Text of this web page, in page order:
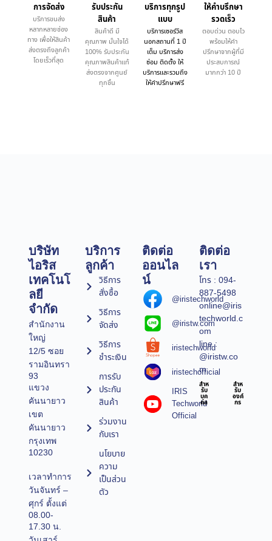
การจัดส่ง
บริการขนส่ง
หลากหลายช่อง
ทาง เพื่อให้สินค้า
ส่งตรงถึงลูกค้า
โดยเร็วที่สุด
รับประกัน
สินค้า
สินค้าดี มี
คุณภาพ มั่นใจได้
100% รับประกัน
คุณภาพสินค้าแท้
ส่งตรงจากศูนย์
ทุกชิ้น
บริการทุกรูป
แบบ
บริการเซอร์วิส
นอกสถานที่ 1 ปี
เต็ม บริการส่ง
ซ่อม ติดตั้ง ให้
บริการและรวมถึง
ให้คำปรึกษาฟรี
ให้คำบรึกษา
รวดเร็ว
ตอบด่วน ตอบไว
พร้อมให้คำ
ปรึกษาจากผู้ที่มี
ประสบการณ์
มากกว่า 10 ปี
บริษัท
ไอริส
เทคโนโ
ลยี
จำกัด
สำนักงาน
ใหญ่
12/5 ซอย
รามอินทรา
93
แขวง
คันนายาว
เขต
คันนายาว
กรุงเทพ
10230
เวลาทำการ
วันจันทร์ –
ศุกร์ ตั้งแต่
08.00-
17.30 น.
บริการ
ลูกค้า
วิธีการ
สั่งซื้อ
วิธีการ
จัดส่ง
วิธีการ
ชำระเงิน
การรับ
ประกัน
สินค้า
ร่วมงาน
กับเรา
นโยบาย
ความ
เป็นส่วน
ตัว
ติดต่อ
ออนไล
น์
@iristechworld
@iristw.com
iristechworld
iristechofficial
IRIS
Techworld
Official
ติดต่อ
เรา
โทร : 094-
887-5498
online@iris
techworld.c
om
line :
@iristw.co
m
สำห
รับ
บุค
คล
สำห
รับ
องค์
กร